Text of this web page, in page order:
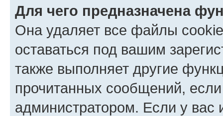
Для чего предназначена
Она удаляет все файлы
оставаться под вашим
также выполняет другие
прочитанных сообщений,
администратором. Если у